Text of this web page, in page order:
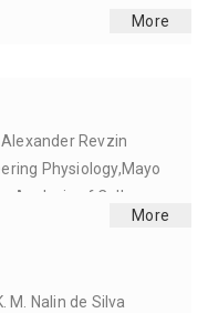
學部STEM領域學生赴美國
08-27
論壇】-Dr. Tomoya
Materials Science,
Science, Yamagata
Deformable Hierarchical